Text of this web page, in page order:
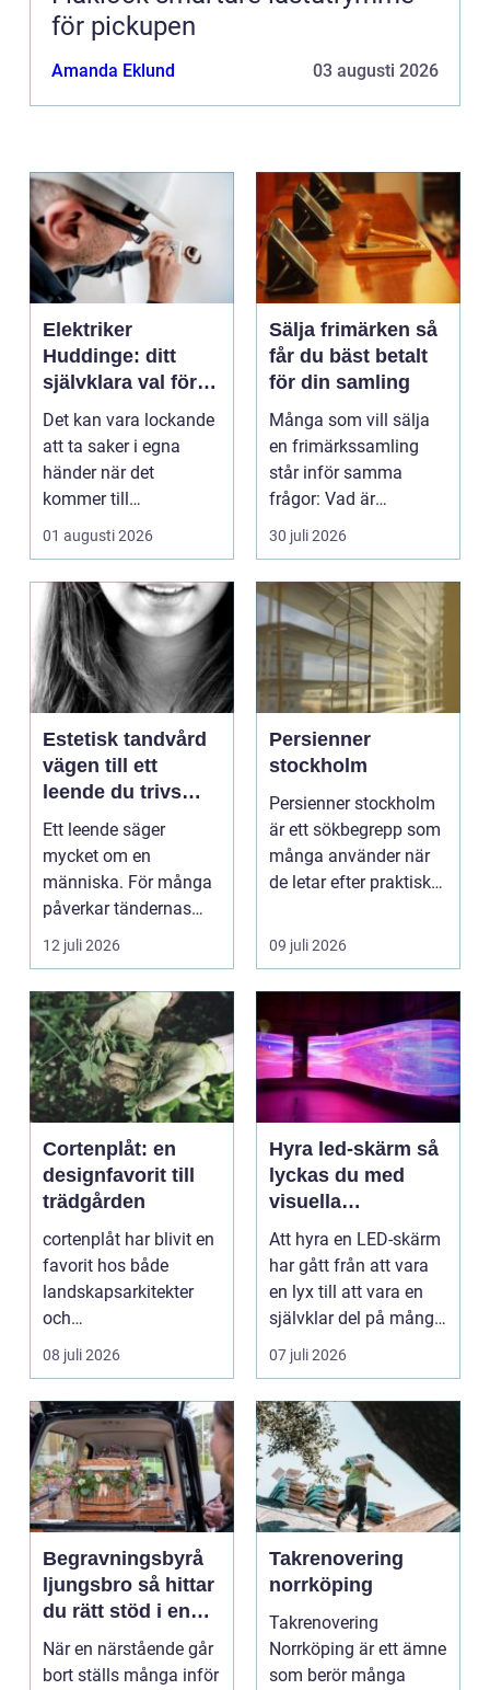
för pickupen
Amanda Eklund 03 augusti 2026
Elektriker
Huddinge: ditt
självklara val för
säker elinstallation
Det kan vara lockande
att ta saker i egna
händer när det
kommer till
hemförbättr...
01 augusti 2026
Sälja frimärken så
får du bäst betalt
för din samling
Många som vill sälja
en frimärkssamling
står inför samma
frågor: Vad är
samlingen värd? Var
vänder m...
30 juli 2026
Estetisk tandvård
vägen till ett
leende du trivs
med
Ett leende säger
mycket om en
människa. För många
påverkar tändernas
utseende både
självförtroendet ...
12 juli 2026
Persienner
stockholm
Persienner stockholm
är ett sökbegrepp som
många använder när
de letar efter praktiska
09 juli 2026
Cortenplåt: en
designfavorit till
trädgården
cortenplåt har blivit en
favorit hos både
landskapsarkitekter
och
trädgårdsentusiaster.
Det är ett m...
08 juli 2026
Hyra led-skärm så
lyckas du med
visuella
upplevelser på
event
Att hyra en LED-skärm
har gått från att vara
en lyx till att vara en
självklar del på många
event, m...
07 juli 2026
Begravningsbyrå
ljungsbro så hittar
du rätt stöd i en
svår tid
När en närstående går
bort ställs många inför
Takrenovering
norrköping
Takrenovering
Norrköping är ett ämne
som berör många